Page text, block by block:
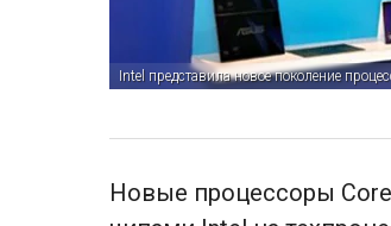
Intel представила новое поколение
Новые процессоры